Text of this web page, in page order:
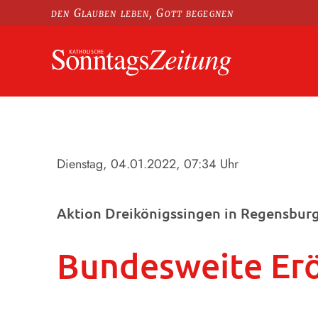
den Glauben leben, Gott begegnen
Dienstag, 04.01.2022, 07:34 Uhr
Aktion Dreikönigssingen in
Bundesweite